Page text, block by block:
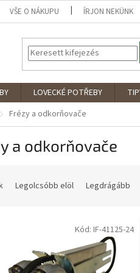
VŠE O NÁKUPU ÍRJON NEKÜNK
LOVECKÉ POTŘEBY
Frézy a odkorňovače
a odkorňovače
Legolcsóbb elöl Legdrágább
Kód: IF-41125-24